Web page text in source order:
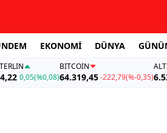
EKONOMİ DÜNYA
0,05(%0,08)
BITCOIN
64.319,45-222,79(%-0,35)